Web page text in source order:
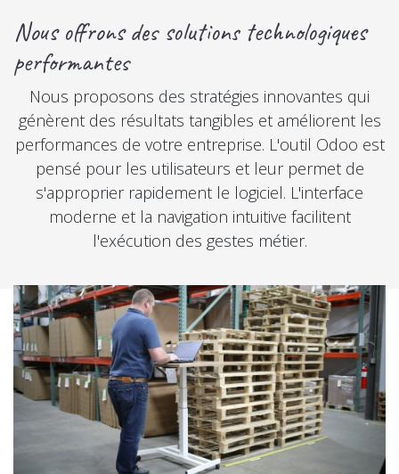
Nous offrons des solutions technologiques
performantes
Nous proposons des stratégies innovantes qui
génèrent des résultats tangibles et améliorent les
performances de votre entreprise. L'outil Odoo est
pensé pour les utilisateurs et leur permet de
s'approprier rapidement le logiciel. L'interface
moderne et la navigation intuitive facilitent
l'exécution des gestes métier.